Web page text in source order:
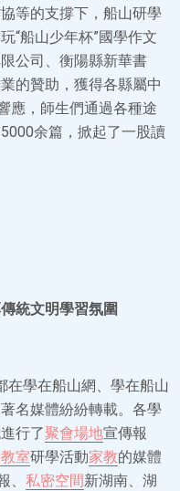
等的支撐下，船山研學
“船山少年杯”國學作文
公司、衡陽縣新華書
的贊助，獲得各縣屬中
應，師生們通過各種途
余篇，掀起了一股讀
統文明學習氛圍
在學在船山網、學在船山
名媒體紛紛轉載。各學
行了聚會場地宣傳報
室研學活動家教的媒體
私密空間新湖南、湖